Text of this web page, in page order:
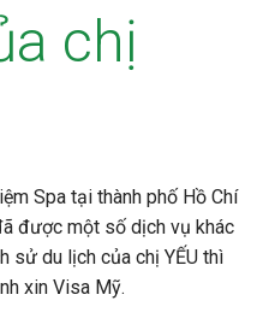
chị
Spa tại thành phố Hồ Chí
được một số dịch vụ khác
sử du lịch của chị YẾU thì
xin Visa Mỹ.